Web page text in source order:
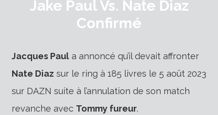
Jake Paul Vs. Nate Diaz
Confirmé
Jacques Paul a annoncé qu’il devait affronter
Nate Diaz sur le ring à 185 livres le 5 août 2023
sur DAZN suite à l’annulation de son match
revanche avec Tommy fureur.